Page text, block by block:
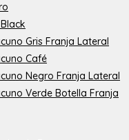
Gris Franja Lateral
Café
Negro Franja Lateral
Verde Botella Franja